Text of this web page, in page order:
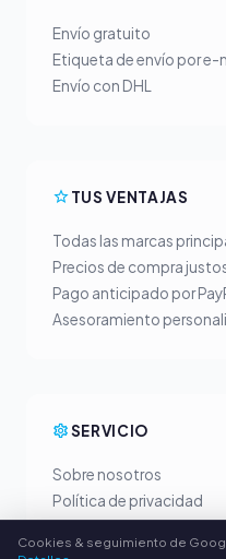
Envío gratuito
Etiqueta de envío por e-
Envío con DHL
TUS VENTAJAS
Todas las marcas
Precios de compra
Pago anticipado por
Asesoramiento
SERVICIO
Sobre nosotros
Política de privacidad
Preguntas frecuentes
Cookies & seguimiento de